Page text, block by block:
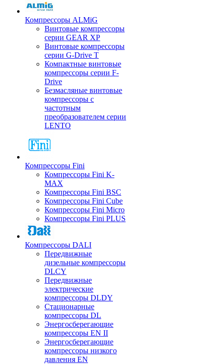
Компрессоры ALMiG
Винтовые компрессоры
серии GEAR XP
Винтовые компрессоры
серии G-Drive T
Компактные винтовые
компрессоры серии F-
Drive
Безмасляные винтовые
компрессоры с
частотным
преобразователем серии
LENTO
Компрессоры Fini
Компрессоры Fini K-
MAX
Компрессоры Fini BSC
Компрессоры Fini Cube
Компрессоры Fini Micro
Компрессоры Fini PLUS
Компрессоры DALI
Передвижные
дизельные компрессоры
DLCY
Передвижные
электрические
компрессоры DLDY
Стационарные
компрессоры DL
Энергосберегающие
компрессоры EN II
Энергосберегающие
компрессоры низкого
давления EN